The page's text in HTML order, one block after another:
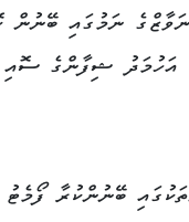
ނަމުގައި ބޭނުން
ޝިފާންގެ ސޮއި
ބޭނުންކުރާ